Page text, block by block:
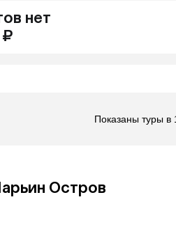
нет
₽
Показаны туры в
Остров